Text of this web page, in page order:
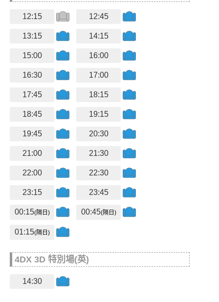
12:15 12:45
13:15 14:15
15:00 16:00
16:30 17:00
17:45 18:15
18:45 19:15
19:45 20:30
21:00 21:30
22:00 22:30
23:15 23:45
00:15(隔日) 00:45(隔日)
01:15(隔日)
4DX 3D 特別場(英)
14:30